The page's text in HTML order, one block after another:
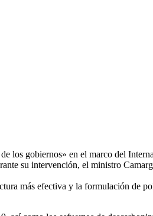
los gobiernos» en el marco del
su intervención, el ministro
más efectiva y la formulación de